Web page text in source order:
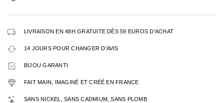
LIVRAISON EN 48H GRATUITE DÈS 59 EUROS D'ACHAT
14 JOURS POUR CHANGER D'AVIS
BIJOU GARANTI
FAIT MAIN, IMAGINÉ ET CRÉÉ EN FRANCE
SANS NICKEL, SANS CADMIUM, SANS PLOMB